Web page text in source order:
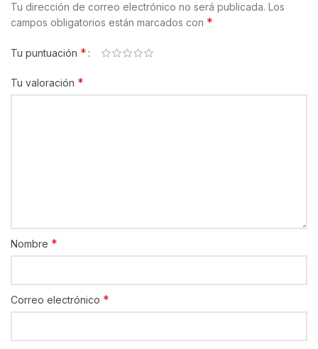
Tu dirección de correo electrónico no será publicada. Los
campos obligatorios están marcados con *
Tu puntuación *
Tu valoración *
Nombre *
Correo electrónico *